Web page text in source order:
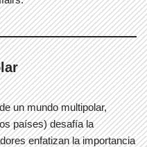
un mundo multipolar,
países) desafía la
enfatizan la importancia